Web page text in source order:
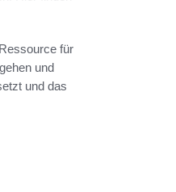
für
und
und das